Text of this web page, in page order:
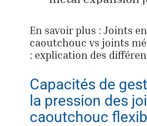
En savoir plus : Joints en
caoutchouc vs joints
: explication des
Capacités de
la pression des
caoutchouc